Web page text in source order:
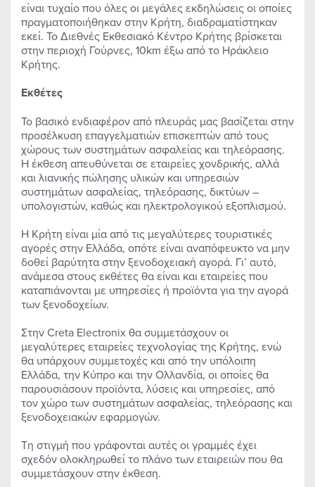
είναι τυχαίο που όλες οι μεγάλες εκδηλώσεις οι οποίες
πραγματοποιήθηκαν στην Κρήτη, διαδραματίστηκαν
εκεί. Το Διεθνές Εκθεσιακό Κέντρο Κρήτης βρίσκεται
στην περιοχή Γούρνες, 10km έξω από το Ηράκλειο
Κρήτης.
Εκθέτες
Το βασικό ενδιαφέρον από πλευράς μας βασίζεται στην
προσέλκυση επαγγελματιών επισκεπτών από τους
χώρους των συστημάτων ασφαλείας και τηλεόρασης.
Η έκθεση απευθύνεται σε εταιρείες χονδρικής, αλλά
και λιανικής πώλησης υλικών και υπηρεσιών
συστημάτων ασφαλείας, τηλεόρασης, δικτύων –
υπολογιστών, καθώς και ηλεκτρολογικού εξοπλισμού.
Η Κρήτη είναι μία από τις μεγαλύτερες τουριστικές
αγορές στην Ελλάδα, οπότε είναι αναπόφευκτο να μην
δοθεί βαρύτητα στην ξενοδοχειακή αγορά. Γι’ αυτό,
ανάμεσα στους εκθέτες θα είναι και εταιρείες που
καταπιάνονται με υπηρεσίες ή προϊόντα για την αγορά
των ξενοδοχείων.
Στην Creta Electronix θα συμμετάσχουν οι
μεγαλύτερες εταιρείες τεχνολογίας της Κρήτης, ενώ
θα υπάρχουν συμμετοχές και από την υπόλοιπη
Ελλάδα, την Κύπρο και την Ολλανδία, οι οποίες θα
παρουσιάσουν προϊόντα, λύσεις και υπηρεσίες, από
τον χώρο των συστημάτων ασφαλείας, τηλεόρασης και
ξενοδοχειακών εφαρμογών.
Τη στιγμή που γράφονται αυτές οι γραμμές έχει
σχεδόν ολοκληρωθεί το πλάνο των εταιρειών που θα
συμμετάσχουν στην έκθεση.